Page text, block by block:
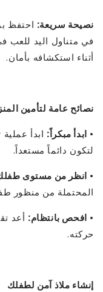
نصيحة سريعة:احتفظ
في متناول اليد للعب
أثناء استكشافه بأمان.
نصائح عامة لتأمين
ابدأ مبكراً:ابدأ عملية
لتكون دائماً مستعداً.
انظر من مستوى
المحتملة من منظور
افحص بانتظام:أعد
حركته.
إنشاء ملاذ آمن لطفلك